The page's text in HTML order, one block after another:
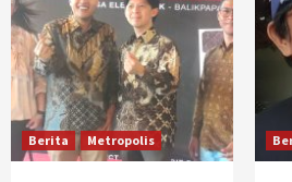
Berita Metropolis